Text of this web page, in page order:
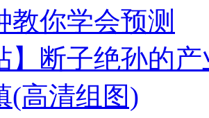
教你学会预测
】断子绝孙的
(高清组图)